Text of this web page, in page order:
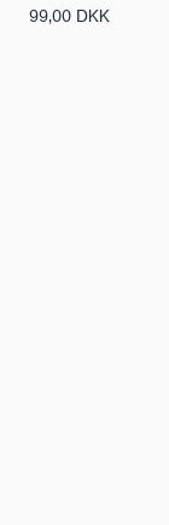
99,00 DKK